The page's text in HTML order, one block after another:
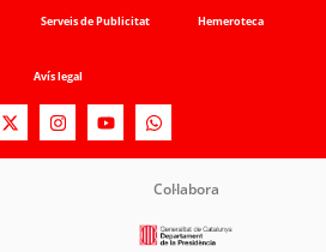
Serveis de Publicitat Hemeroteca
Avís legal
Col·labora